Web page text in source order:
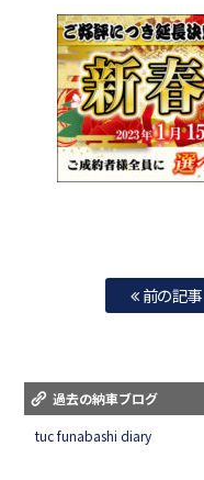
前の記事
過去の納車ブログ
tuc funabashi diary